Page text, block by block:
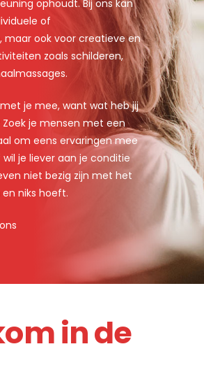
ophoudt. Bij ons kan
of
maar ook voor creatieve en
zoals schilderen,
je mee, want wat heb jij
Zoek je mensen met een
om eens ervaringen mee
je liever aan je conditie
niet bezig zijn met het
en niks hoeft.
in de